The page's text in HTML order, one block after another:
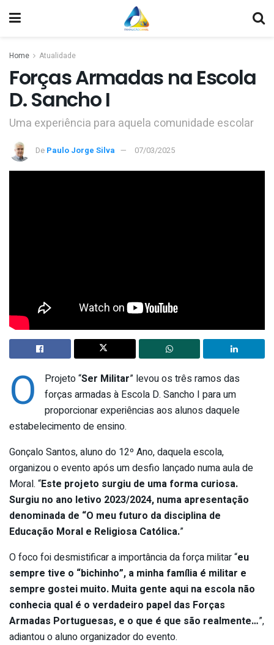
Home Atualidade
Forças Armadas na Escola
D. Sancho I
Uma experiência para aquela comunidade escolar
De Paulo Jorge Silva 07/03/2025
O Projeto “Ser Militar” levou os três ramos das
forças armadas à Escola D. Sancho I para um
proporcionar experiências aos alunos daquele
estabelecimento de ensino.
Gonçalo Santos, aluno do 12º Ano, daquela escola,
organizou o evento após um desfio lançado numa aula de
Moral. “Este projeto surgiu de uma forma curiosa.
Surgiu no ano letivo 2023/2024, numa apresentação
denominada de “O meu futuro da disciplina de
Educação Moral e Religiosa Católica.”
O foco foi desmistificar a importância da força militar “eu
sempre tive o “bichinho”, a minha família é militar e
sempre gostei muito. Muita gente aqui na escola não
conhecia qual é o verdadeiro papel das Forças
Armadas Portuguesas, e o que é que são realmente…”,
adiantou o aluno organizador do evento.